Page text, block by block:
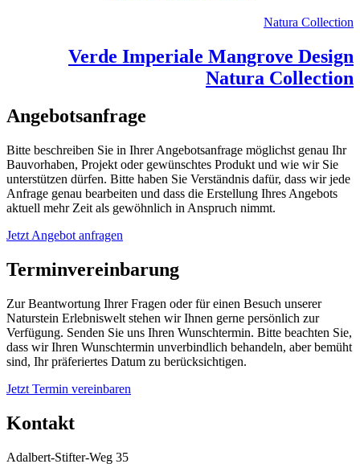
Natura Collection
Verde Imperiale Mangrove Design
Natura Collection
Angebotsanfrage
Bitte beschreiben Sie in Ihrer Angebotsanfrage möglichst genau Ihr
Bauvorhaben, Projekt oder gewünschtes Produkt und wie wir Sie
unterstützen dürfen. Bitte haben Sie Verständnis dafür, dass wir jede
Anfrage genau bearbeiten und dass die Erstellung Ihres Angebots
aktuell mehr Zeit als gewöhnlich in Anspruch nimmt.
Jetzt Angebot anfragen
Terminvereinbarung
Zur Beantwortung Ihrer Fragen oder für einen Besuch unserer
Naturstein Erlebniswelt stehen wir Ihnen gerne persönlich zur
Verfügung. Senden Sie uns Ihren Wunschtermin. Bitte beachten Sie,
dass wir Ihren Wunschtermin unverbindlich behandeln, aber bemüht
sind, Ihr präferiertes Datum zu berücksichtigen.
Jetzt Termin vereinbaren
Kontakt
Adalbert-Stifter-Weg 35